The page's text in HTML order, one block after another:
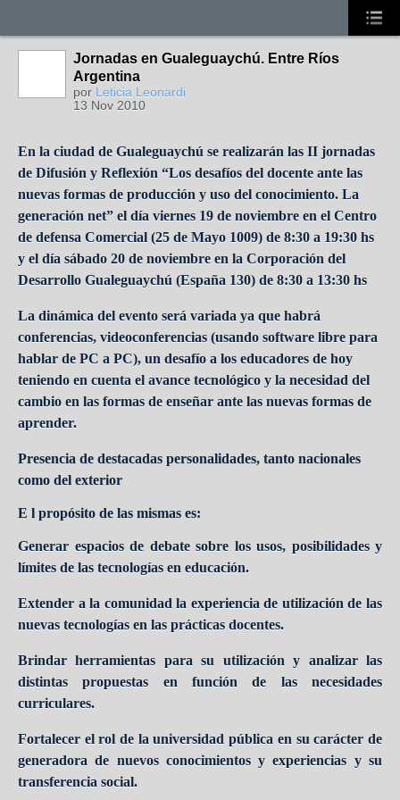
Jornadas en Gualeguaychú. Entre Ríos
Argentina
por Leticia Leonardi
13 Nov 2010
En la ciudad de Gualeguaychú se realizarán las II jornadas
de Difusión y Reflexión “Los desafíos del docente ante las
nuevas formas de producción y uso del conocimiento. La
generación net” el día viernes 19 de noviembre en el Centro
de defensa Comercial (25 de Mayo 1009) de 8:30 a 19:30 hs
y el día sábado 20 de noviembre en la Corporación del
Desarrollo Gualeguaychú (España 130) de 8:30 a 13:30 hs
La dinámica del evento será variada ya que habrá
conferencias, videoconferencias (usando software libre para
hablar de PC a PC), un desafío a los educadores de hoy
teniendo en cuenta el avance tecnológico y la necesidad del
cambio en las formas de enseñar ante las nuevas formas de
aprender.
Presencia de destacadas personalidades, tanto nacionales
como del exterior
E l propósito de las mismas es:
Generar espacios de debate sobre los usos, posibilidades y
límites de las tecnologías en educación.
Extender a la comunidad la experiencia de utilización de las
nuevas tecnologías en las prácticas docentes.
Brindar herramientas para su utilización y analizar las
distintas propuestas en función de las necesidades
curriculares.
Fortalecer el rol de la universidad pública en su carácter de
generadora de nuevos conocimientos y experiencias y su
transferencia social.